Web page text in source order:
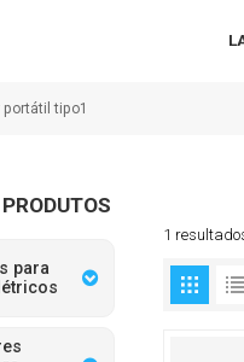
tipo1
para
1